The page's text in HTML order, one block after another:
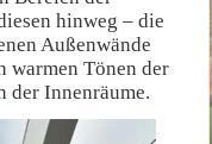
hinweg – die
Außenwände
warmen Tönen der
der Innenräume.